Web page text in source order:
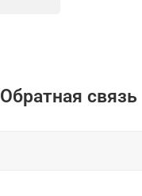
Обратная связь